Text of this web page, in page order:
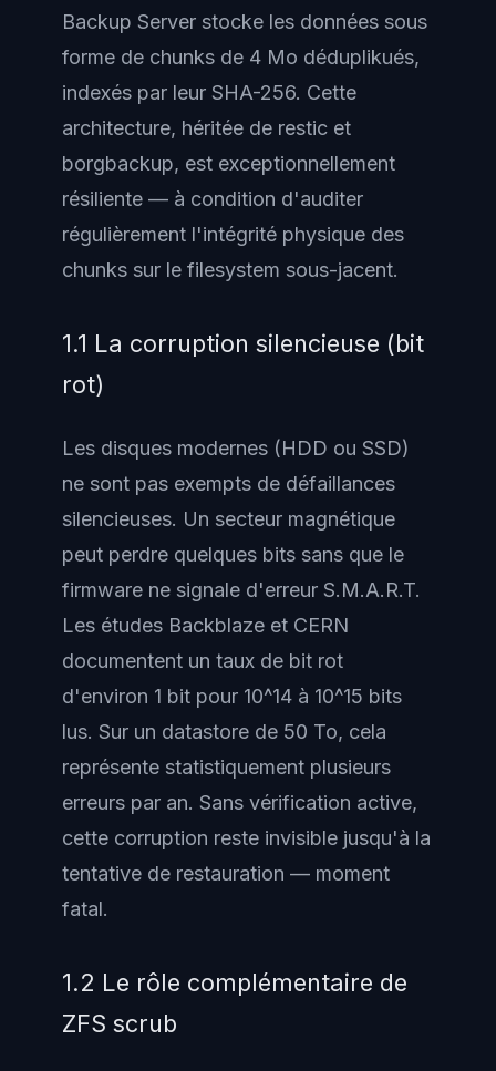
Backup Server stocke les données sous
forme de chunks de 4 Mo déduplikués,
indexés par leur SHA-256. Cette
architecture, héritée de restic et
borgbackup, est exceptionnellement
résiliente — à condition d'auditer
régulièrement l'intégrité physique des
chunks sur le filesystem sous-jacent.
1.1 La corruption silencieuse (bit
rot)
Les disques modernes (HDD ou SSD)
ne sont pas exempts de défaillances
silencieuses. Un secteur magnétique
peut perdre quelques bits sans que le
firmware ne signale d'erreur S.M.A.R.T.
Les études Backblaze et CERN
documentent un taux de bit rot
d'environ 1 bit pour 10^14 à 10^15 bits
lus. Sur un datastore de 50 To, cela
représente statistiquement plusieurs
erreurs par an. Sans vérification active,
cette corruption reste invisible jusqu'à la
tentative de restauration — moment
fatal.
1.2 Le rôle complémentaire de
ZFS scrub